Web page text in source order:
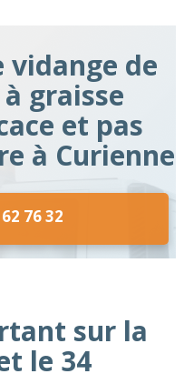
vidange de
graisse
et pas
à Curienne
76 32
sur la
le 34